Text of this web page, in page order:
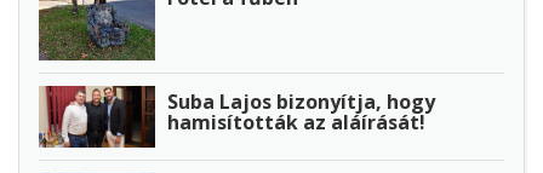
Suba Lajos bizonyítja, hogy
hamisították az aláírását!